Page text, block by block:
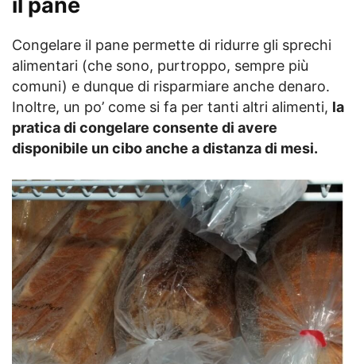
Congelare il pane permette di ridurre gli sprechi
alimentari (che sono, purtroppo, sempre più
comuni) e dunque di risparmiare anche denaro.
Inoltre, un po’ come si fa per tanti altri alimenti, la
pratica di congelare consente di avere
disponibile un cibo anche a distanza di mesi.